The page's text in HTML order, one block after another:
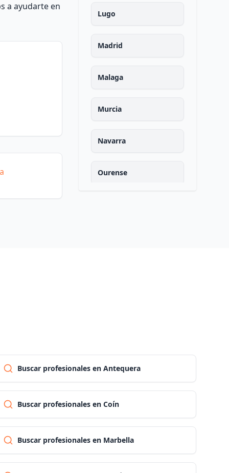
a ayudarte en
Lugo
Madrid
Malaga
Murcia
Navarra
Ourense
Segovia
Buscar profesionales en Antequera
Buscar profesionales en Coín
Buscar profesionales en Marbella